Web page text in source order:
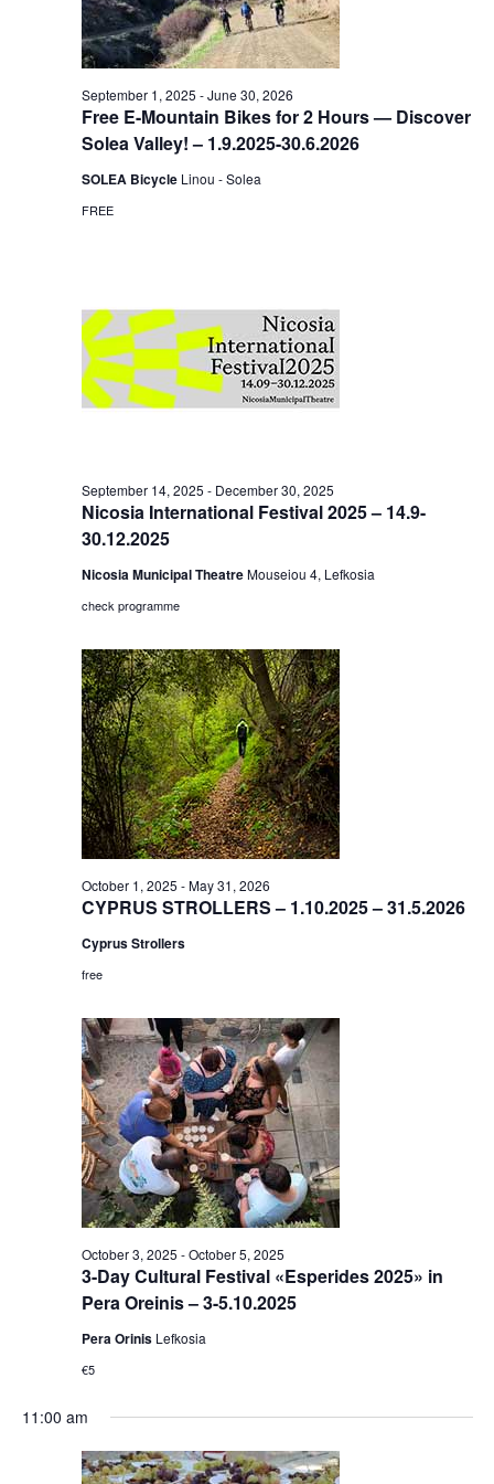
Free E-Mountain Bikes for 2 Hours — Discover
Solea Valley! – 1.9.2025-30.6.2026
September 1, 2025 -June 30, 2026
SOLEA Bicycle Linou - Solea
FREE
Nicosia International Festival 2025 – 14.9-
30.12.2025
September 14, 2025 - December 30, 2025
Nicosia Municipal TheatreMouseiou 4, Lefkosia
check programme
CYPRUS STROLLERS – 1.10.2025 – 31.5.2026
October 1, 2025 -May 31, 2026
Cyprus Strollers
free
3-Day Cultural Festival «Esperides 2025» in
Pera Oreinis – 3-5.10.2025
October 3, 2025 -October 5, 2025
Pera Orinis Lefkosia
€5
11:00 am